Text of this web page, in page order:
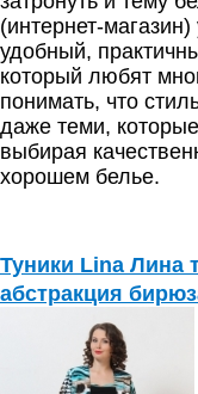
(интернет-магазин)
удобный,
который любят
понимать, что
даже теми,
выбирая
хорошем белье.
Туники Lina Лина
абстракция